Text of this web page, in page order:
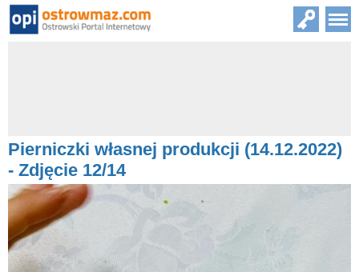
Pierniczki własnej produkcji (14.12.2022)
- Zdjęcie 12/14